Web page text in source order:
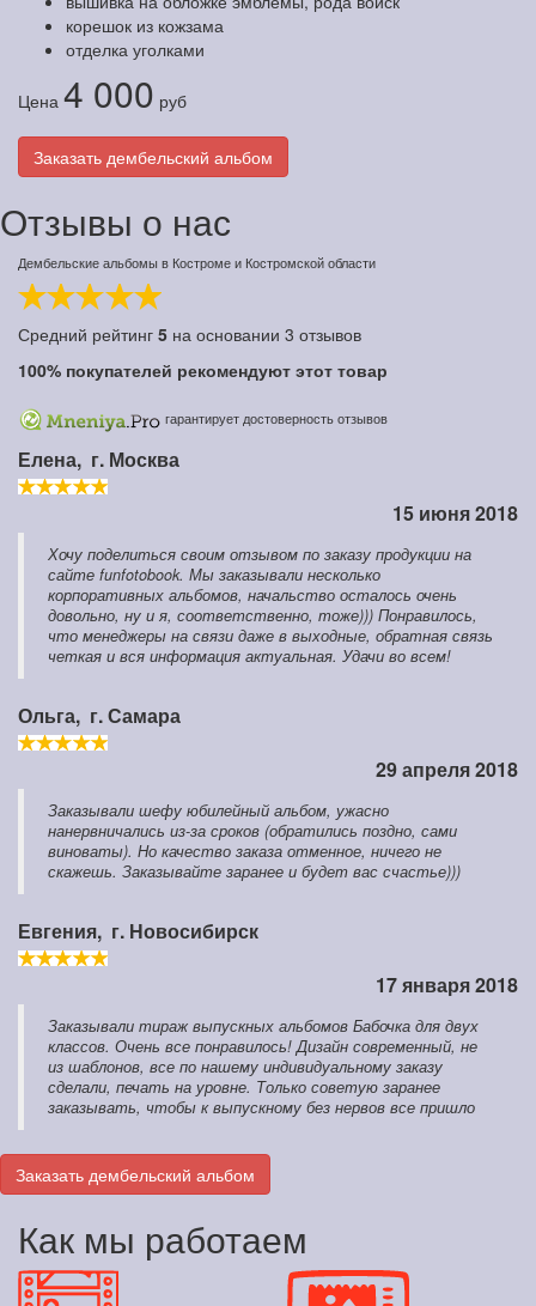
корешок из кожзама
отделка уголками
Цена 4 000 руб
Заказать дембельский альбом
Отзывы о нас
Дембельские альбомы в Костроме и Костромской области
Средний рейтинг 5 на основании 3 отзывов
100% покупателей рекомендуют этот товар
гарантирует достоверность отзывов
Елена, г. Москва
15 июня 2018
Хочу поделиться своим отзывом по заказу продукции на
сайте funfotobook. Мы заказывали несколько
корпоративных альбомов, начальство осталось очень
довольно, ну и я, соответственно, тоже))) Понравилось,
что менеджеры на связи даже в выходные, обратная связь
четкая и вся информация актуальная. Удачи во всем!
Ольга, г. Самара
29 апреля 2018
Заказывали шефу юбилейный альбом, ужасно
нанервничались из-за сроков (обратились поздно, сами
виноваты). Но качество заказа отменное, ничего не
скажешь. Заказывайте заранее и будет вас счастье)))
Евгения, г. Новосибирск
17 января 2018
Заказывали тираж выпускных альбомов Бабочка для двух
классов. Очень все понравилось! Дизайн современный, не
из шаблонов, все по нашему индивидуальному заказу
сделали, печать на уровне. Только советую заранее
заказывать, чтобы к выпускному без нервов все пришло
Заказать дембельский альбом
Как мы работаем